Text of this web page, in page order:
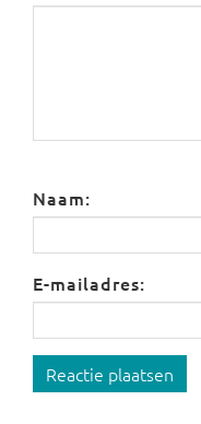
Naam:
E-mailadres:
Reactie plaatsen